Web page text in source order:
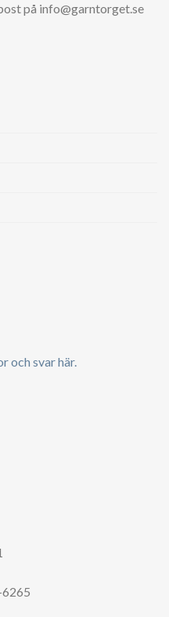
på info@garntorget.se
och svar här.